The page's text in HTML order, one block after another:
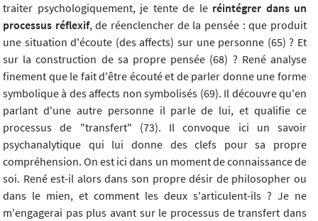
traiter psychologiquement, je tente de leréintégrer dans un
processus réflexif, de réenclencher de la pensée : que produit
une situation d'écoute (des affects) sur une personne (65) ? Et
sur la construction de sa propre pensée (68) ? René analyse
finement que le fait d'être écouté et de parler donne une forme
symbolique à des affects non symbolisés (69). Il découvre qu'en
parlant d'une autre personne il parle de lui, et qualifie ce
processus de "transfert" (73). Il convoque ici un savoir
psychanalytique qui lui donne des clefs pour sa propre
compréhension. On est ici dans un moment de connaissance de
soi. René est-il alors dans son propre désir de philosopher ou
dans le mien, et comment les deux s'articulent-ils ? Je ne
m'engagerai pas plus avant sur le processus de transfert dans